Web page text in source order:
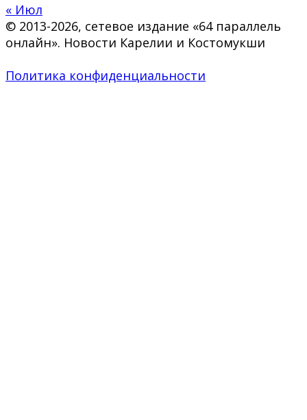
« Июл
© 2013-2026, сетевое издание «64 параллель
онлайн». Новости Карелии и Костомукши
Политика конфиденциальности